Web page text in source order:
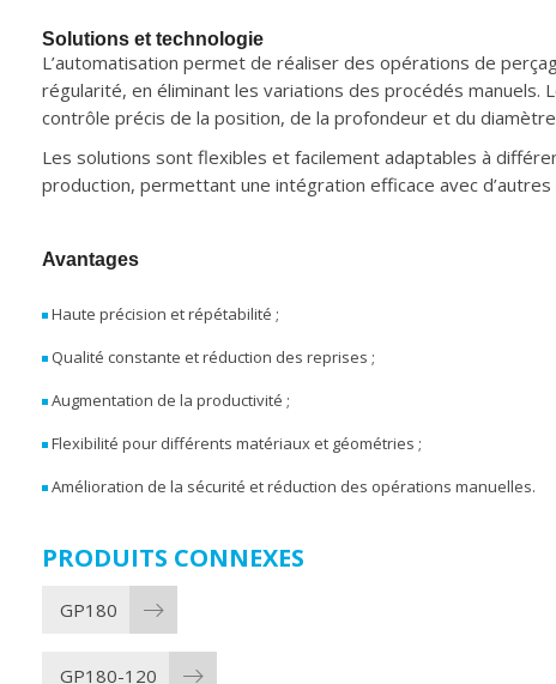
Solutions et technologie
L’automatisation permet de réaliser des opérations de
régularité, en éliminant les variations des procédés manuels.
contrôle précis de la position, de la profondeur et du
Les solutions sont flexibles et facilement adaptables à
production, permettant une intégration efficace avec
Avantages
Haute précision et répétabilité ;
Qualité constante et réduction des reprises ;
Augmentation de la productivité ;
Flexibilité pour différents matériaux et géométries ;
Amélioration de la sécurité et réduction des opérations manuelles.
PRODUITS CONNEXES
GP180
GP180-120